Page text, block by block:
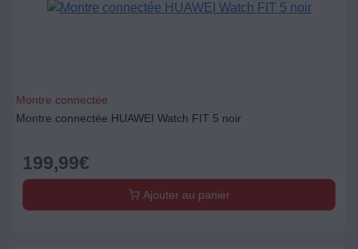
Montre connectée
Montre connectée HUAWEI Watch FIT 5 noir
199,99€
Ajouter au panier